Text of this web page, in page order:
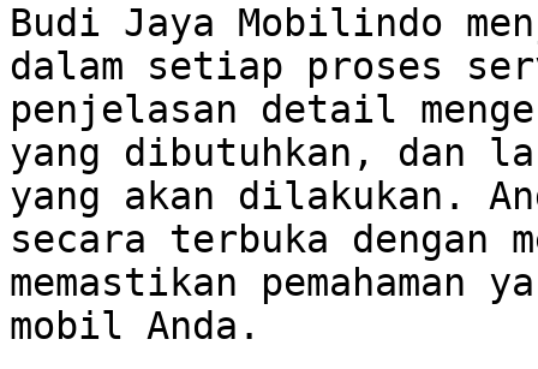
Budi Jaya Mobilindo
dalam setiap proses
penjelasan detail
yang dibutuhkan, dan
yang akan dilakukan.
secara terbuka dengan
memastikan pemahaman
mobil Anda.